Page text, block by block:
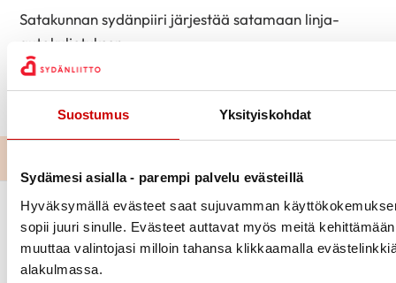
Suostumus Yksityiskohdat
Sydämesi asialla - parempi palvelu evästeillä
Hyväksymällä evästeet saat sujuvamman
sopii juuri sinulle. Evästeet auttavat myös meitä
muuttaa valintojasi milloin tahansa klikkaamalla
alakulmassa.
Satakunnan sydänpiiri järjestää satamaan linja-
autokuljetuksen.
Lisätietoja ja hinnat